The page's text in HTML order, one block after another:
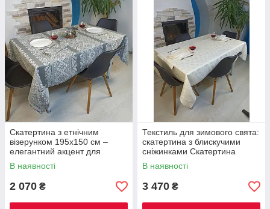
Скатертина з етнічним
візерунком 195х150 см –
елегантний акцент для
інтер'єру Скатертина + 6
серветки
В наявності
2 070 ₴
Текстиль для зимового свята:
скатертина з блискучими
сніжинками Скатертина
300х150 см + доріжка + 8
серветок
В наявності
3 470 ₴